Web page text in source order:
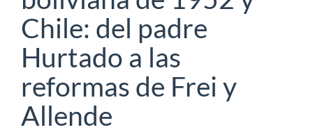
Chile: del padre
Hurtado a las
reformas de Frei y
Allende